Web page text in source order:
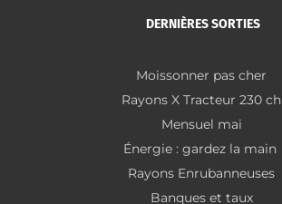
DERNIÈRES SORTIES
Moissonner pas cher
Rayons X Tracteur 230 ch
Mensuel mai
Énergie : gardez la main
Rayons Enrubanneuses
Banques et taux